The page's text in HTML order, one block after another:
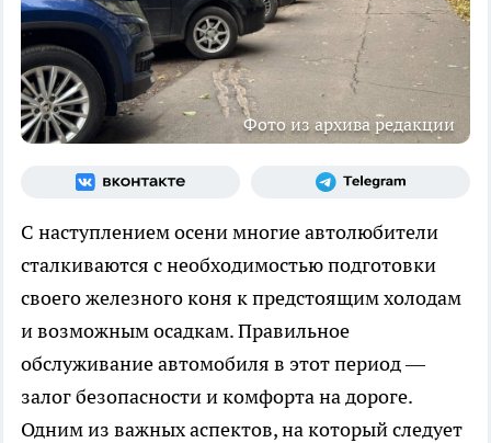
Фото из архива редакции
С наступлением осени многие автолюбители
сталкиваются с необходимостью подготовки
своего железного коня к предстоящим холодам
и возможным осадкам. Правильное
обслуживание автомобиля в этот период —
залог безопасности и комфорта на дороге.
Одним из важных аспектов, на который следует